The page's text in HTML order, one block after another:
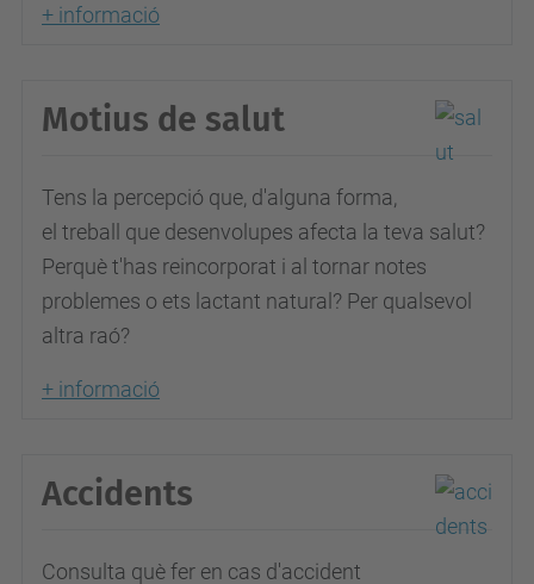
+ informació
Motius de salut
Tens la percepció que, d'alguna forma,
el treball que desenvolupes afecta la teva salut?
Perquè t'has reincorporat i al tornar notes
problemes o ets lactant natural? Per qualsevol
altra raó?
+ informació
Accidents
Consulta què fer en cas d'accident